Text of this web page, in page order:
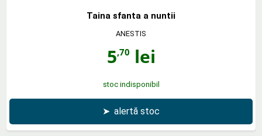
Taina sfanta a nuntii
ANESTIS
5,70 lei
stoc indisponibil
➤ alertă stoc